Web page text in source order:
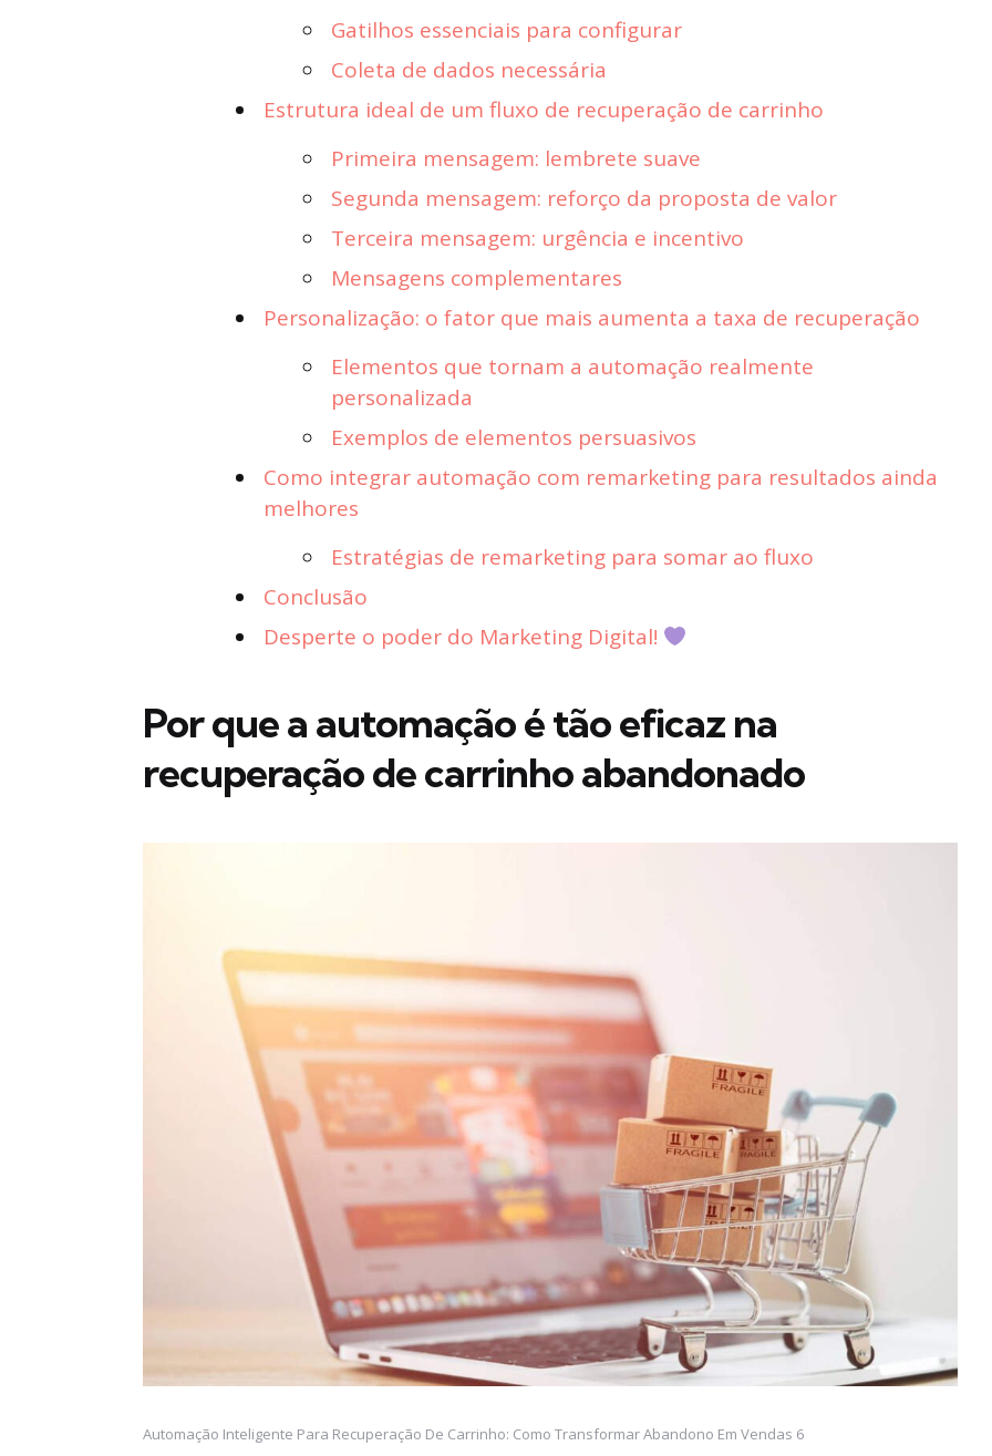
Gatilhos essenciais para configurar
Coleta de dados necessária
Estrutura ideal de um fluxo de recuperação de carrinho
Primeira mensagem: lembrete suave
Segunda mensagem: reforço da proposta de valor
Terceira mensagem: urgência e incentivo
Mensagens complementares
Personalização: o fator que mais aumenta a taxa de recuperação
Elementos que tornam a automação realmente
personalizada
Exemplos de elementos persuasivos
Como integrar automação com remarketing para resultados ainda
melhores
Estratégias de remarketing para somar ao fluxo
Conclusão
Desperte o poder do Marketing Digital!
Por que a automação é tão eficaz na
recuperação de carrinho abandonado
Automação Inteligente Para Recuperação De Carrinho: Como Transformar Abandono Em Vendas 6